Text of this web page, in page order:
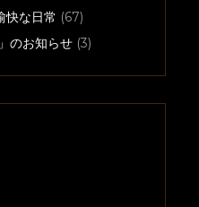
快な日常 (67)
のお知らせ (3)